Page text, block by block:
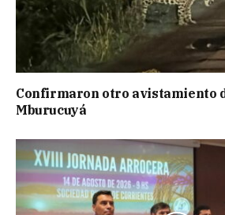
Confirmaron otro avistamiento
Mburucuyá